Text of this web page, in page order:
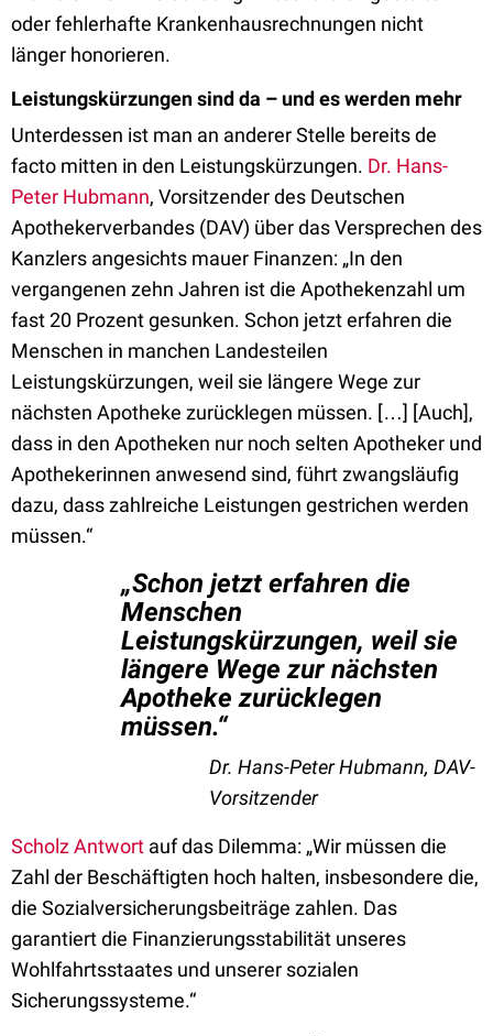
oder fehlerhafte Krankenhausrechnungen nicht
länger honorieren.
Leistungskürzungen sind da – und es werden mehr
Unterdessen ist man an anderer Stelle bereits de
facto mitten in den Leistungskürzungen. Dr. Hans-
Peter Hubmann, Vorsitzender des Deutschen
Apothekerverbandes (DAV) über das Versprechen des
Kanzlers angesichts mauer Finanzen: „In den
vergangenen zehn Jahren ist die Apothekenzahl um
fast 20 Prozent gesunken. Schon jetzt erfahren die
Menschen in manchen Landesteilen
Leistungskürzungen, weil sie längere Wege zur
nächsten Apotheke zurücklegen müssen. […] [Auch],
dass in den Apotheken nur noch selten Apotheker und
Apothekerinnen anwesend sind, führt zwangsläufig
dazu, dass zahlreiche Leistungen gestrichen werden
müssen.“
„Schon jetzt erfahren die
Menschen
Leistungskürzungen, weil sie
längere Wege zur nächsten
Apotheke zurücklegen
müssen.“
Dr. Hans-Peter Hubmann, DAV-
Vorsitzender
Scholz Antwort auf das Dilemma: „Wir müssen die
Zahl der Beschäftigten hoch halten, insbesondere die,
die Sozialversicherungsbeiträge zahlen. Das
garantiert die Finanzierungsstabilität unseres
Wohlfahrtsstaates und unserer sozialen
Sicherungssysteme.“